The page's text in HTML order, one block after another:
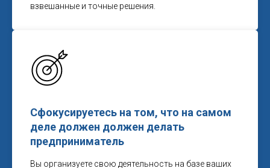
взвешанные и точные решения.
Сфокусируетесь на том, что на самом
деле должен должен делать
предприниматель
Вы организуете свою деятельность на базе ваших